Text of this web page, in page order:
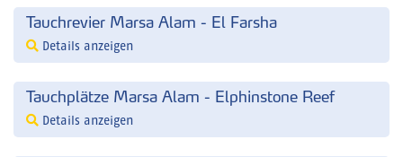
Tauchrevier Marsa Alam - El Farsha
Details anzeigen
Tauchplätze Marsa Alam - Elphinstone Reef
Details anzeigen